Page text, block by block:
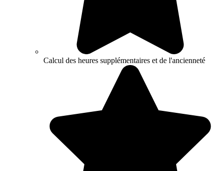
Calcul des heures supplémentaires et de l'ancienneté